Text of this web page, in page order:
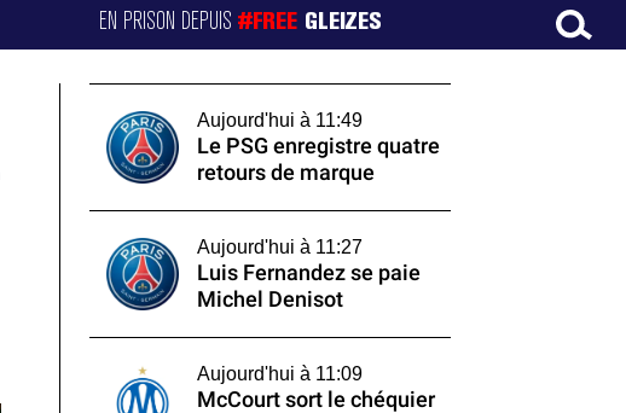
EN PRISON DEPUIS#FREE GLEIZES
Aujourd'hui à 11:49
Le PSG enregistre quatre
retours de marque
Aujourd'hui à 11:27
Luis Fernandez se paie
Michel Denisot
Aujourd'hui à 11:09
McCourt sort le chéquier